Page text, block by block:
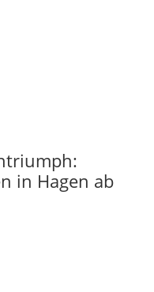
in Hagen ab